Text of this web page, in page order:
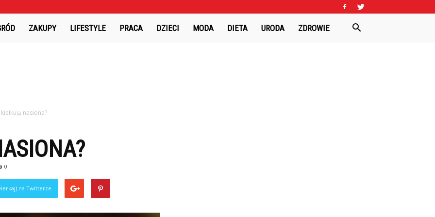
ZAKUPY LIFESTYLE PRACA DZIECI MODA DIETA URODA ZDROWIE
kiełkują nasiona?
0
na Twitterze